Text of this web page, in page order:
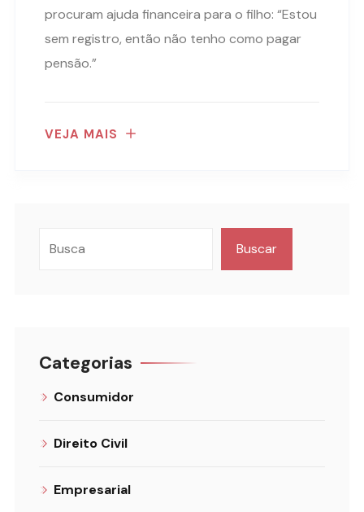
procuram ajuda financeira para o filho: “Estou
sem registro, então não tenho como pagar
pensão.”
VEJA MAIS
Buscar
Categorias
Consumidor
Direito Civil
Empresarial